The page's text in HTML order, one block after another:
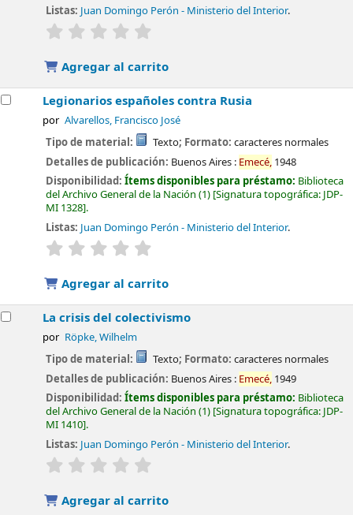
Listas: Juan Domingo Perón - Ministerio del Interior.
valoración
Agregar al carrito
Legionarios españoles contra Rusia
por Alvarellos, Francisco José
Tipo de material: Texto; Formato: caracteres normales
Detalles de publicación: Buenos Aires : Emecé, 1948
Disponibilidad:Ítems disponibles para préstamo: Biblioteca
del Archivo General de la Nación (1) Signatura topográfica: JDP-
MI 1328 .
Listas: Juan Domingo Perón - Ministerio del Interior.
valoración
Agregar al carrito
La crisis del colectivismo
por Röpke, Wilhelm
Tipo de material: Texto; Formato: caracteres normales
Detalles de publicación: Buenos Aires : Emecé, 1949
Disponibilidad:Ítems disponibles para préstamo: Biblioteca
del Archivo General de la Nación (1) Signatura topográfica: JDP-
MI 1410 .
Listas: Juan Domingo Perón - Ministerio del Interior.
valoración
Agregar al carrito